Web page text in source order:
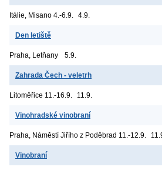
Itálie, Misano 4.-6.9. 4.9.
Den letiště
Praha, Letňany 5.9.
Zahrada Čech - veletrh
Litoměřice 11.-16.9. 11.9.
Vinohradské vinobraní
Praha, Náměstí Jiřího z Poděbrad 11.-12.9.
Vinobraní